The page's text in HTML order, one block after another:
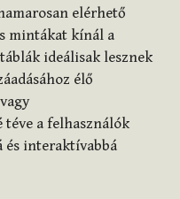
elérhető
mintákat kínál a
ideálisak lesznek
élő
téve a felhasználók
és interaktívabbá